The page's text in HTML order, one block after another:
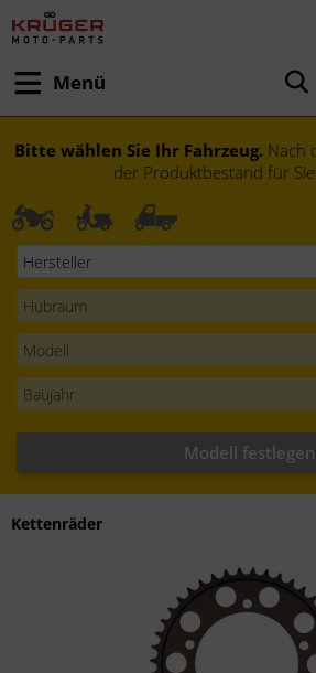
Menü
Bitte wählen Sie Ihr Fahrzeug. Nach
der Produktbestand für
Modell festlegen
Kettenräder